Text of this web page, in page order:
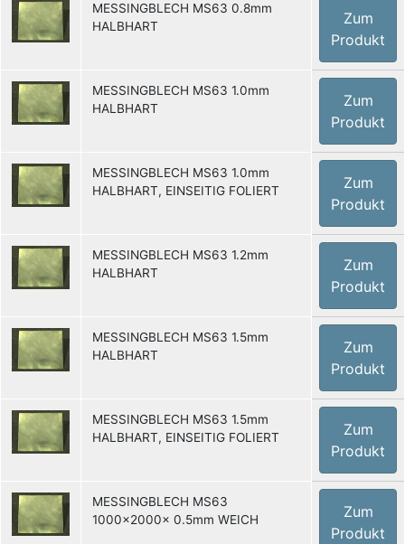
MESSINGBLECH MS63 0.8mm
HALBHART
Zum
Produkt
MESSINGBLECH MS63 1.0mm
HALBHART
Zum
Produkt
MESSINGBLECH MS63 1.0mm
HALBHART, EINSEITIG FOLIERT
Zum
Produkt
MESSINGBLECH MS63 1.2mm
HALBHART
Zum
Produkt
MESSINGBLECH MS63 1.5mm
HALBHART
Zum
Produkt
MESSINGBLECH MS63 1.5mm
HALBHART, EINSEITIG FOLIERT
Zum
Produkt
MESSINGBLECH MS63
1000x2000x 0.5mm WEICH
Zum
Produkt